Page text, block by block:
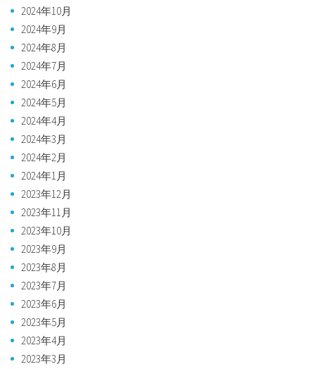
2024年10月
2024年9月
2024年8月
2024年7月
2024年6月
2024年5月
2024年4月
2024年3月
2024年2月
2024年1月
2023年12月
2023年11月
2023年10月
2023年9月
2023年8月
2023年7月
2023年6月
2023年5月
2023年4月
2023年3月